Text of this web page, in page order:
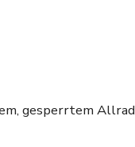
gesperrtem Allrad